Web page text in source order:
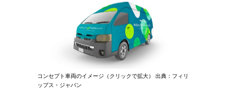
コンセプト車両のイメージ（クリックで拡大） 出典：フィリ
ップス・ジャパン